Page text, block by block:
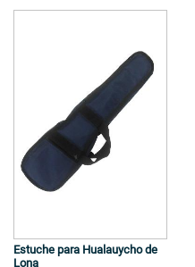
Estuche para Hualauycho de
Lona